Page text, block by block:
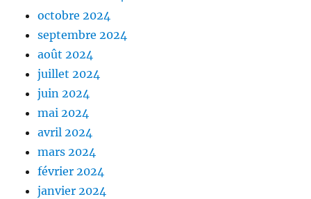
octobre 2024
septembre 2024
août 2024
juillet 2024
juin 2024
mai 2024
avril 2024
mars 2024
février 2024
janvier 2024